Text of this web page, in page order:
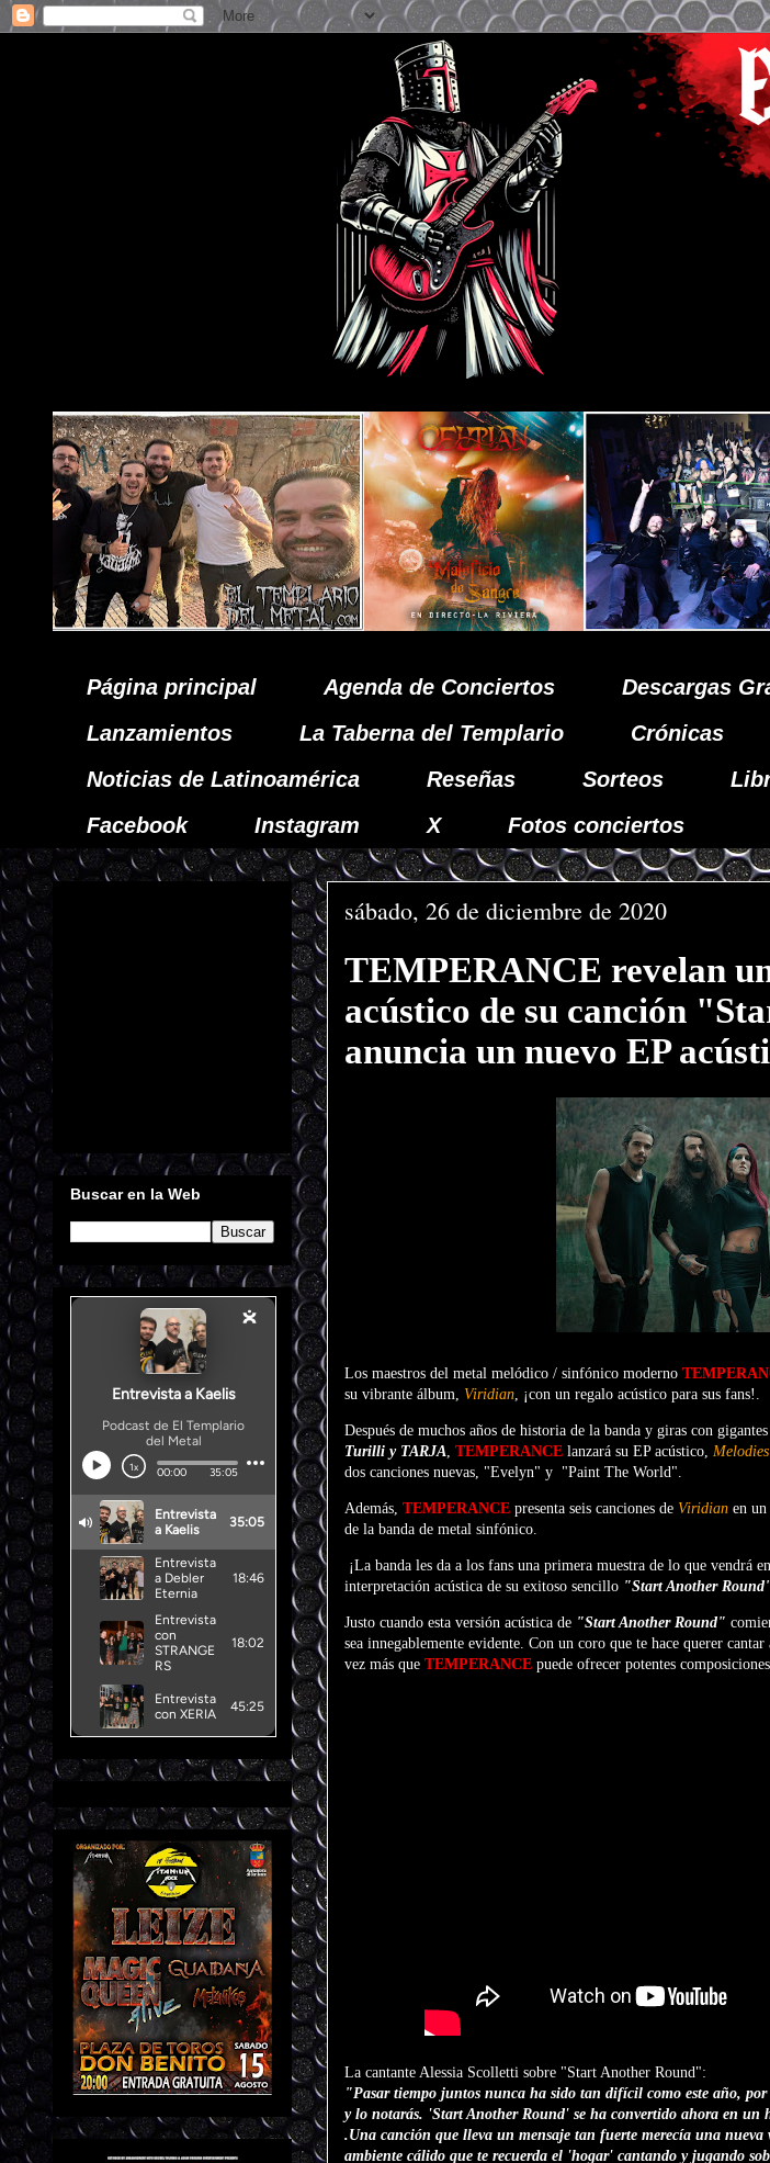
Página principal Agenda de Conciertos Descargas
Lanzamientos
La Taberna del Templario Crónicas
Noticias de Latinoamérica
Reseñas Sorteos
Facebook
Instagram X Fotos conciertos
sábado, 26 de diciembre de 2020
TEMPERANCE revelan
acústico de su canción
anuncia un nuevo EP
Los maestros del metal melódico / sinfónico moderno
su vibrante álbum, Viridian, ¡con un regalo acústico para sus fans!.
Después de muchos años de historia de la banda y giras con
Turilli y TARJA, TEMPERANCE lanzará su EP acústico,
dos canciones nuevas, "Evelyn" y "Paint The World".
Además, TEMPERANCE presenta seis canciones de Viridian en
de la banda de metal sinfónico.
¡La banda les da a los fans una primera muestra de lo que vendrá
interpretación acústica de su exitoso sencillo "Start Another
Justo cuando esta versión acústica de "Start Another Round"
sea innegablemente evidente. Con un coro que te hace querer
vez más que TEMPERANCE puede ofrecer potentes
La cantante Alessia Scolletti sobre "Start Another Round":
"Pasar tiempo juntos nunca ha sido tan difícil como este año,
y lo notarás. 'Start Another Round' se ha convertido ahora en un
.Una canción que lleva un mensaje tan fuerte merecía una nueva
ambiente cálido que te recuerda el 'hogar' cantando y jugando
Buscar en la Web